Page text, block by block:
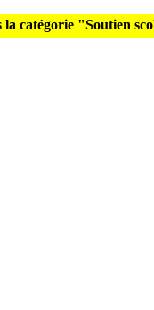
la catégorie "Soutien